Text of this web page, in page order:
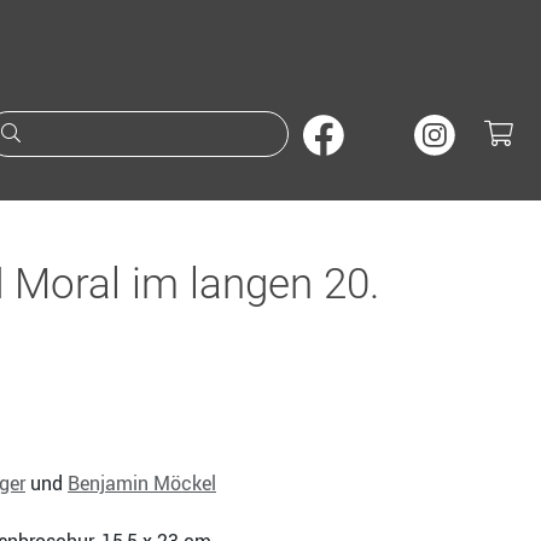
Suche nach Büchern oder
im langen 20.
und Benjamin Möckel